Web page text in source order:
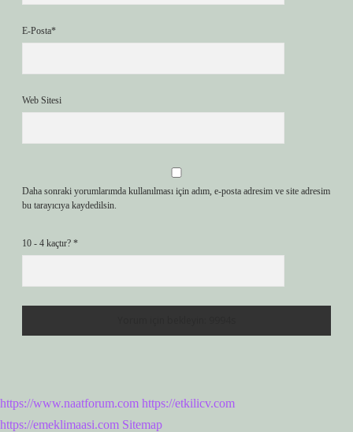
E-Posta*
Web Sitesi
Daha sonraki yorumlarımda kullanılması için adım, e-posta adresim ve site adresim
bu tarayıcıya kaydedilsin.
10 - 4 kaçtır? *
https://www.naatforum.com https://etkilicv.com
https://emeklimaasi.com Sitemap